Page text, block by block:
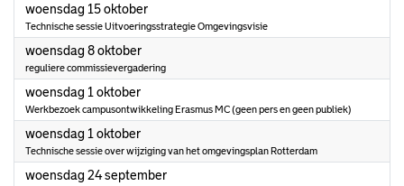
woensdag 15 oktober2025
Technische sessie Uitvoeringsstrategie Omgevingsvisie
woensdag 8 oktober2025
reguliere commissievergadering
woensdag 1 oktober2025
Werkbezoek campusontwikkeling Erasmus MC (geen pers en geen publiek)
woensdag 1 oktober2025
Technische sessie over wijziging van het omgevingsplan Rotterdam
woensdag 24 september2025